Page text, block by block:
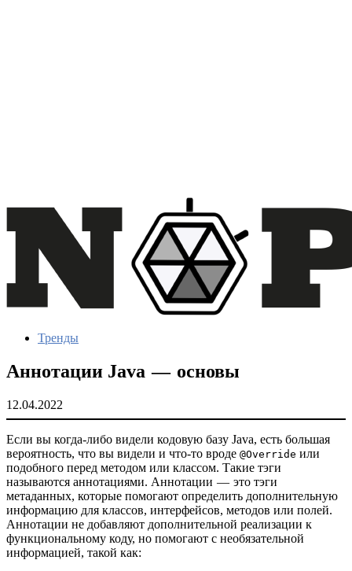
Тренды
Аннотации Java — основы
12.04.2022
Если вы когда-либо видели кодовую базу Java, есть большая
вероятность, что вы видели и что-то вроде @Override или
подобного перед методом или классом. Такие тэги
называются аннотациями. Аннотации — это тэги
метаданных, которые помогают определить дополнительную
информацию для классов, интерфейсов, методов или полей.
Аннотации не добавляют дополнительной реализации к
функциональному коду, но помогают с необязательной
информацией, такой как: